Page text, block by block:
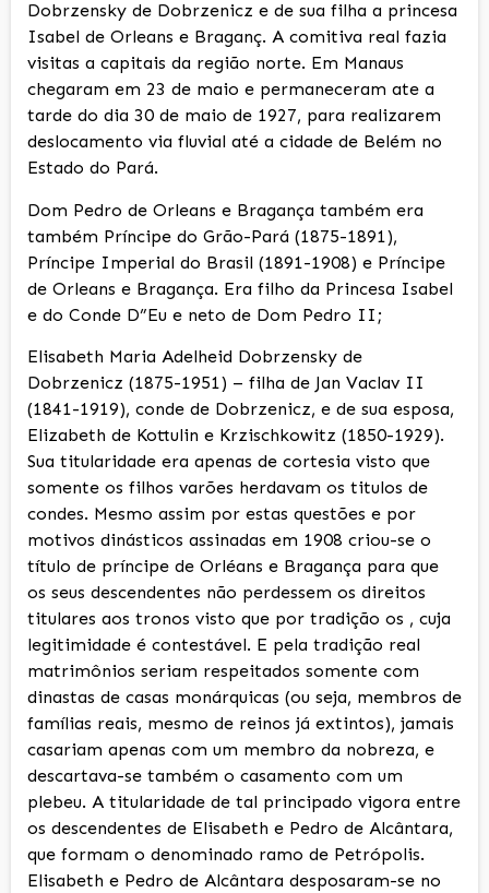
Dobrzensky de Dobrzenicz e de sua filha a princesa
Isabel de Orleans e Braganç. A comitiva real fazia
visitas a capitais da região norte. Em Manaus
chegaram em 23 de maio e permaneceram ate a
tarde do dia 30 de maio de 1927, para realizarem
deslocamento via fluvial até a cidade de Belém no
Estado do Pará.
Dom Pedro de Orleans e Bragança também era
também Príncipe do Grão-Pará (1875-1891),
Príncipe Imperial do Brasil (1891-1908) e Príncipe
de Orleans e Bragança. Era filho da Princesa Isabel
e do Conde D”Eu e neto de Dom Pedro II;
Elisabeth Maria Adelheid Dobrzensky de
Dobrzenicz (1875-1951) – filha de Jan Vaclav II
(1841-1919), conde de Dobrzenicz, e de sua esposa,
Elizabeth de Kottulin e Krzischkowitz (1850-1929).
Sua titularidade era apenas de cortesia visto que
somente os filhos varões herdavam os titulos de
condes. Mesmo assim por estas questões e por
motivos dinásticos assinadas em 1908 criou-se o
título de príncipe de Orléans e Bragança para que
os seus descendentes não perdessem os direitos
titulares aos tronos visto que por tradição os , cuja
legitimidade é contestável. E pela tradição real
matrimônios seriam respeitados somente com
dinastas de casas monárquicas (ou seja, membros de
famílias reais, mesmo de reinos já extintos), jamais
casariam apenas com um membro da nobreza, e
descartava-se também o casamento com um
plebeu. A titularidade de tal principado vigora entre
os descendentes de Elisabeth e Pedro de Alcântara,
que formam o denominado ramo de Petrópolis.
Elisabeth e Pedro de Alcântara desposaram-se no